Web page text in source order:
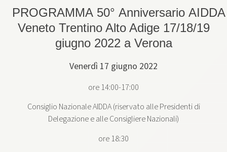
PROGRAMMA 50° Anniversario AIDDA
Veneto Trentino Alto Adige 17/18/19
giugno 2022 a Verona
Venerdì 17 giugno 2022
ore 14:00-17:00
Consiglio Nazionale AIDDA (riservato alle Presidenti di
Delegazione e alle Consigliere Nazionali)
ore 18:30